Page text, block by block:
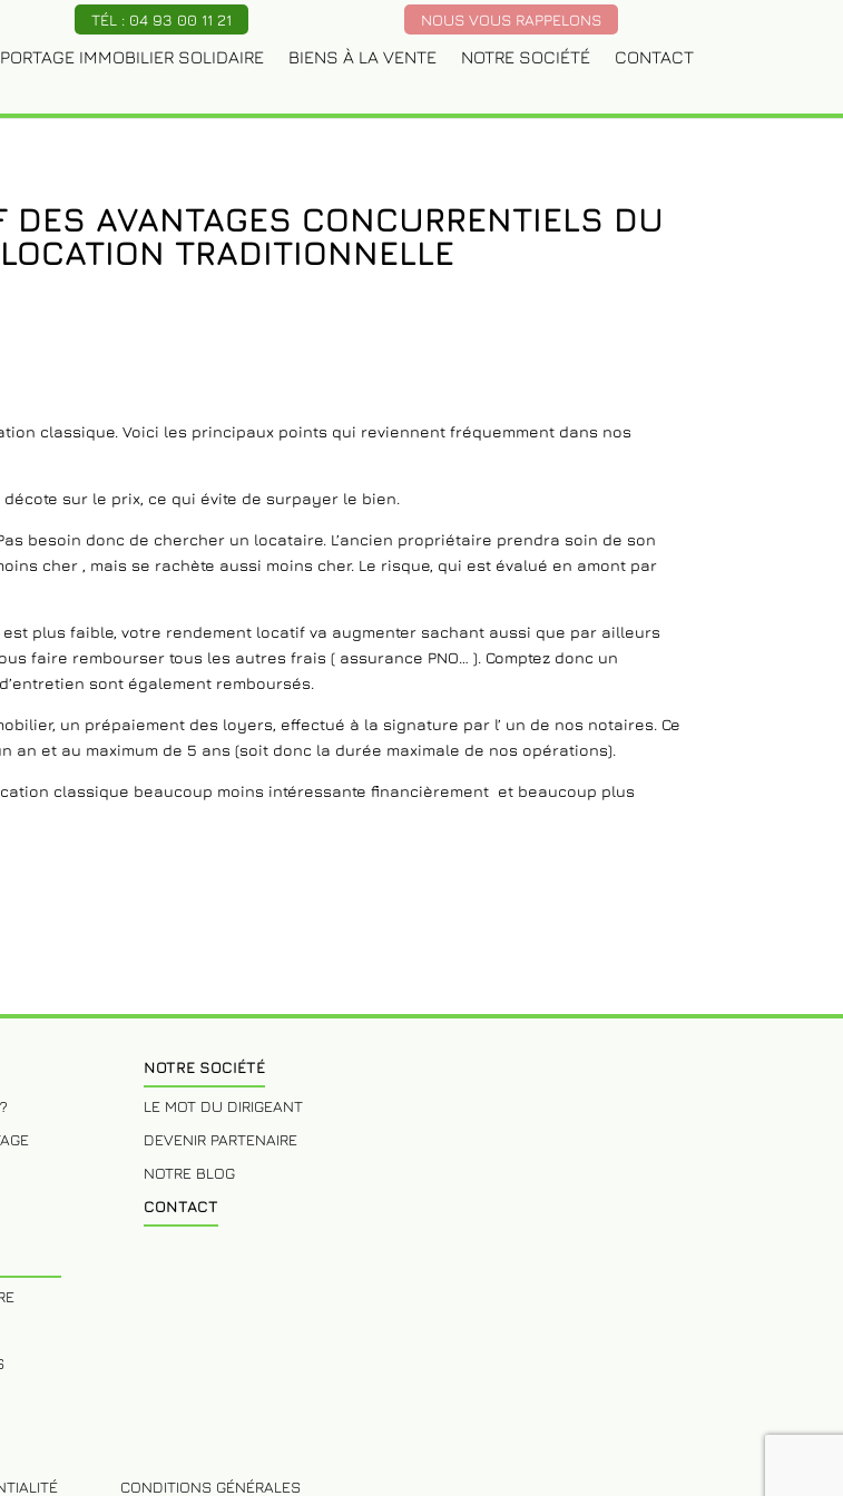
PORTAGE IMMOBILIER SOLIDAIRE BIENS À LA VENTE NOTRE SOCIÉTÉ CONTACT
DES AVANTAGES CONCURRENTIELS DU
TRADITIONNELLE
classique. Voici les principaux points qui reviennent fréquemment dans nos
décote sur le prix, ce qui évite de surpayer le bien.
besoin donc de chercher un locataire. L’ancien propriétaire prendra soin de son
cher , mais se rachète aussi moins cher. Le risque, qui est évalué en amont par
plus faible, votre rendement locatif va augmenter sachant aussi que par ailleurs
faire rembourser tous les autres frais ( assurance PNO… ). Comptez donc un
sont également remboursés.
un prépaiement des loyers, effectué à la signature par l’ un de nos notaires. Ce
an et au maximum de 5 ans (soit donc la durée maximale de nos opérations).
classique beaucoup moins intéressante financièrement et beaucoup plus
NOTRE SOCIÉTÉ
LE MOT DU DIRIGEANT
DEVENIR PARTENAIRE
NOTRE BLOG
CONTACT
CONDITIONS GÉNÉRALES
TÉL : 04 93 00 11 21 NOUS VOUS RAPPELONS